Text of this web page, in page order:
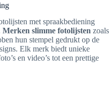
met spraakbediening
Merken slimme fotolijsten zoals
hun stempel gedrukt op de
Elk merk biedt unieke
en video’s tot een prettige